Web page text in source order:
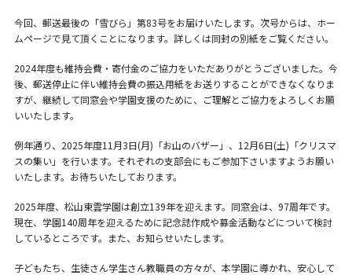
今回、郵送最後の「雪びら」第83号をお届けいたします。次号からは、ホー
ムページで見て頂くことになります。詳しくは同封の別紙をご覧ください。
2024年度も維持会費・寄付金のご協力をいただありがとうございました。今
後、郵送停止に伴い維持会費の振込用紙をお送りすることができなくなりま
すが、継続して同窓会や学園支援のために、ご理解とご協力をよろしくお願
いいたします。
例年通り、2025年度11月3日(月)「お山のバザー」、12月6日(土)「クリスマ
スの集い」を行います。それぞれの支部会にもご参加下さいますようお願い
いたします。お待ちいたしております。
2025年度、松山東雲学園は創立139年を迎えます。同窓会は、97周年です。
現在、学園140周年を迎えるために記念誌作成や募金活動などについて検討
しているところです。また、お知らせいたします。
子どもたち、生徒さん学生さん教職員の方々が、本学園に導かれ、安心して